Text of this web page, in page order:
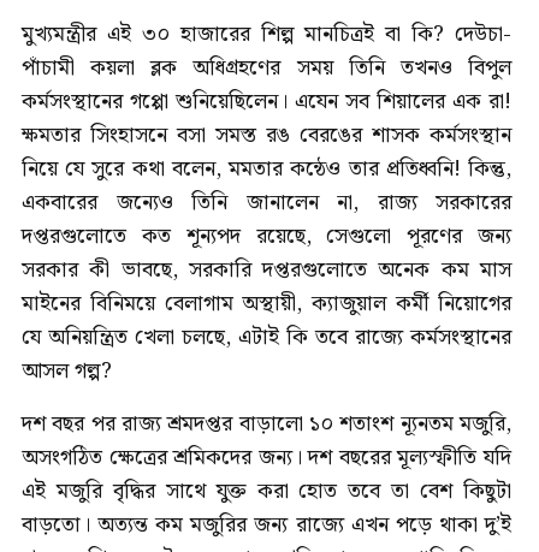
মুখ্যমন্ত্রীর এই ৩০ হাজারের শিল্প মানচিত্রই বা কি? দেউচা-
পাঁচামী কয়লা ব্লক অধিগ্রহণের সময় তিনি তখনও বিপুল
কর্মসংস্থানের গপ্পো শুনিয়েছিলেন। এযেন সব শিয়ালের এক রা!
ক্ষমতার সিংহাসনে বসা সমস্ত রঙ বেরঙের শাসক কর্মসংস্থান
নিয়ে যে সুরে কথা বলেন, মমতার কন্ঠেও তার প্রতিধ্বনি! কিন্তু,
একবারের জন্যেও তিনি জানালেন না, রাজ্য সরকারের
দপ্তরগুলোতে কত শূন্যপদ রয়েছে, সেগুলো পূরণের জন্য
সরকার কী ভাবছে, সরকারি দপ্তরগুলোতে অনেক কম মাস
মাইনের বিনিময়ে বেলাগাম অস্থায়ী, ক্যাজুয়াল কর্মী নিয়োগের
যে অনিয়ন্ত্রিত খেলা চলছে, এটাই কি তবে রাজ্যে কর্মসংস্থানের
আসল গল্প?
দশ বছর পর রাজ্য শ্রমদপ্তর বাড়ালো ১০ শতাংশ ন্যূনতম মজুরি,
অসংগঠিত ক্ষেত্রের শ্রমিকদের জন্য। দশ বছরের মূল্যস্ফীতি যদি
এই মজুরি বৃদ্ধির সাথে যুক্ত করা হোত তবে তা বেশ কিছুটা
বাড়তো। অত্যন্ত কম মজুরির জন্য রাজ্যে এখন পড়ে থাকা দু’ই